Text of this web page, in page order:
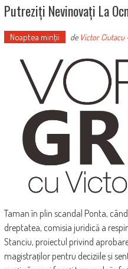
Putreziți Nevinovați La
Noaptea minţii de Victor Ciutacu
Taman în plin scandal Ponta,
dreptatea, comisia juridică a
Stanciu, proiectul privind
magistraților pentru deciziile și